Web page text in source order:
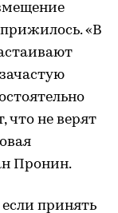
«В
что не верят
Пронин.
принять